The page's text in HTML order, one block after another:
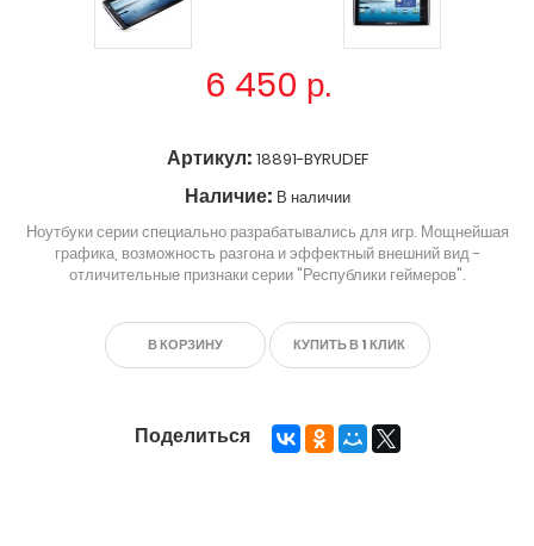
6 450 р.
Артикул: 18891-BYRUDEF
Наличие: В наличии
Ноутбуки серии специально разрабатывались для игр. Мощнейшая
графика, возможность разгона и эффектный внешний вид -
отличительные признаки серии "Республики геймеров".
В КОРЗИНУ КУПИТЬ В 1 КЛИК
Поделиться